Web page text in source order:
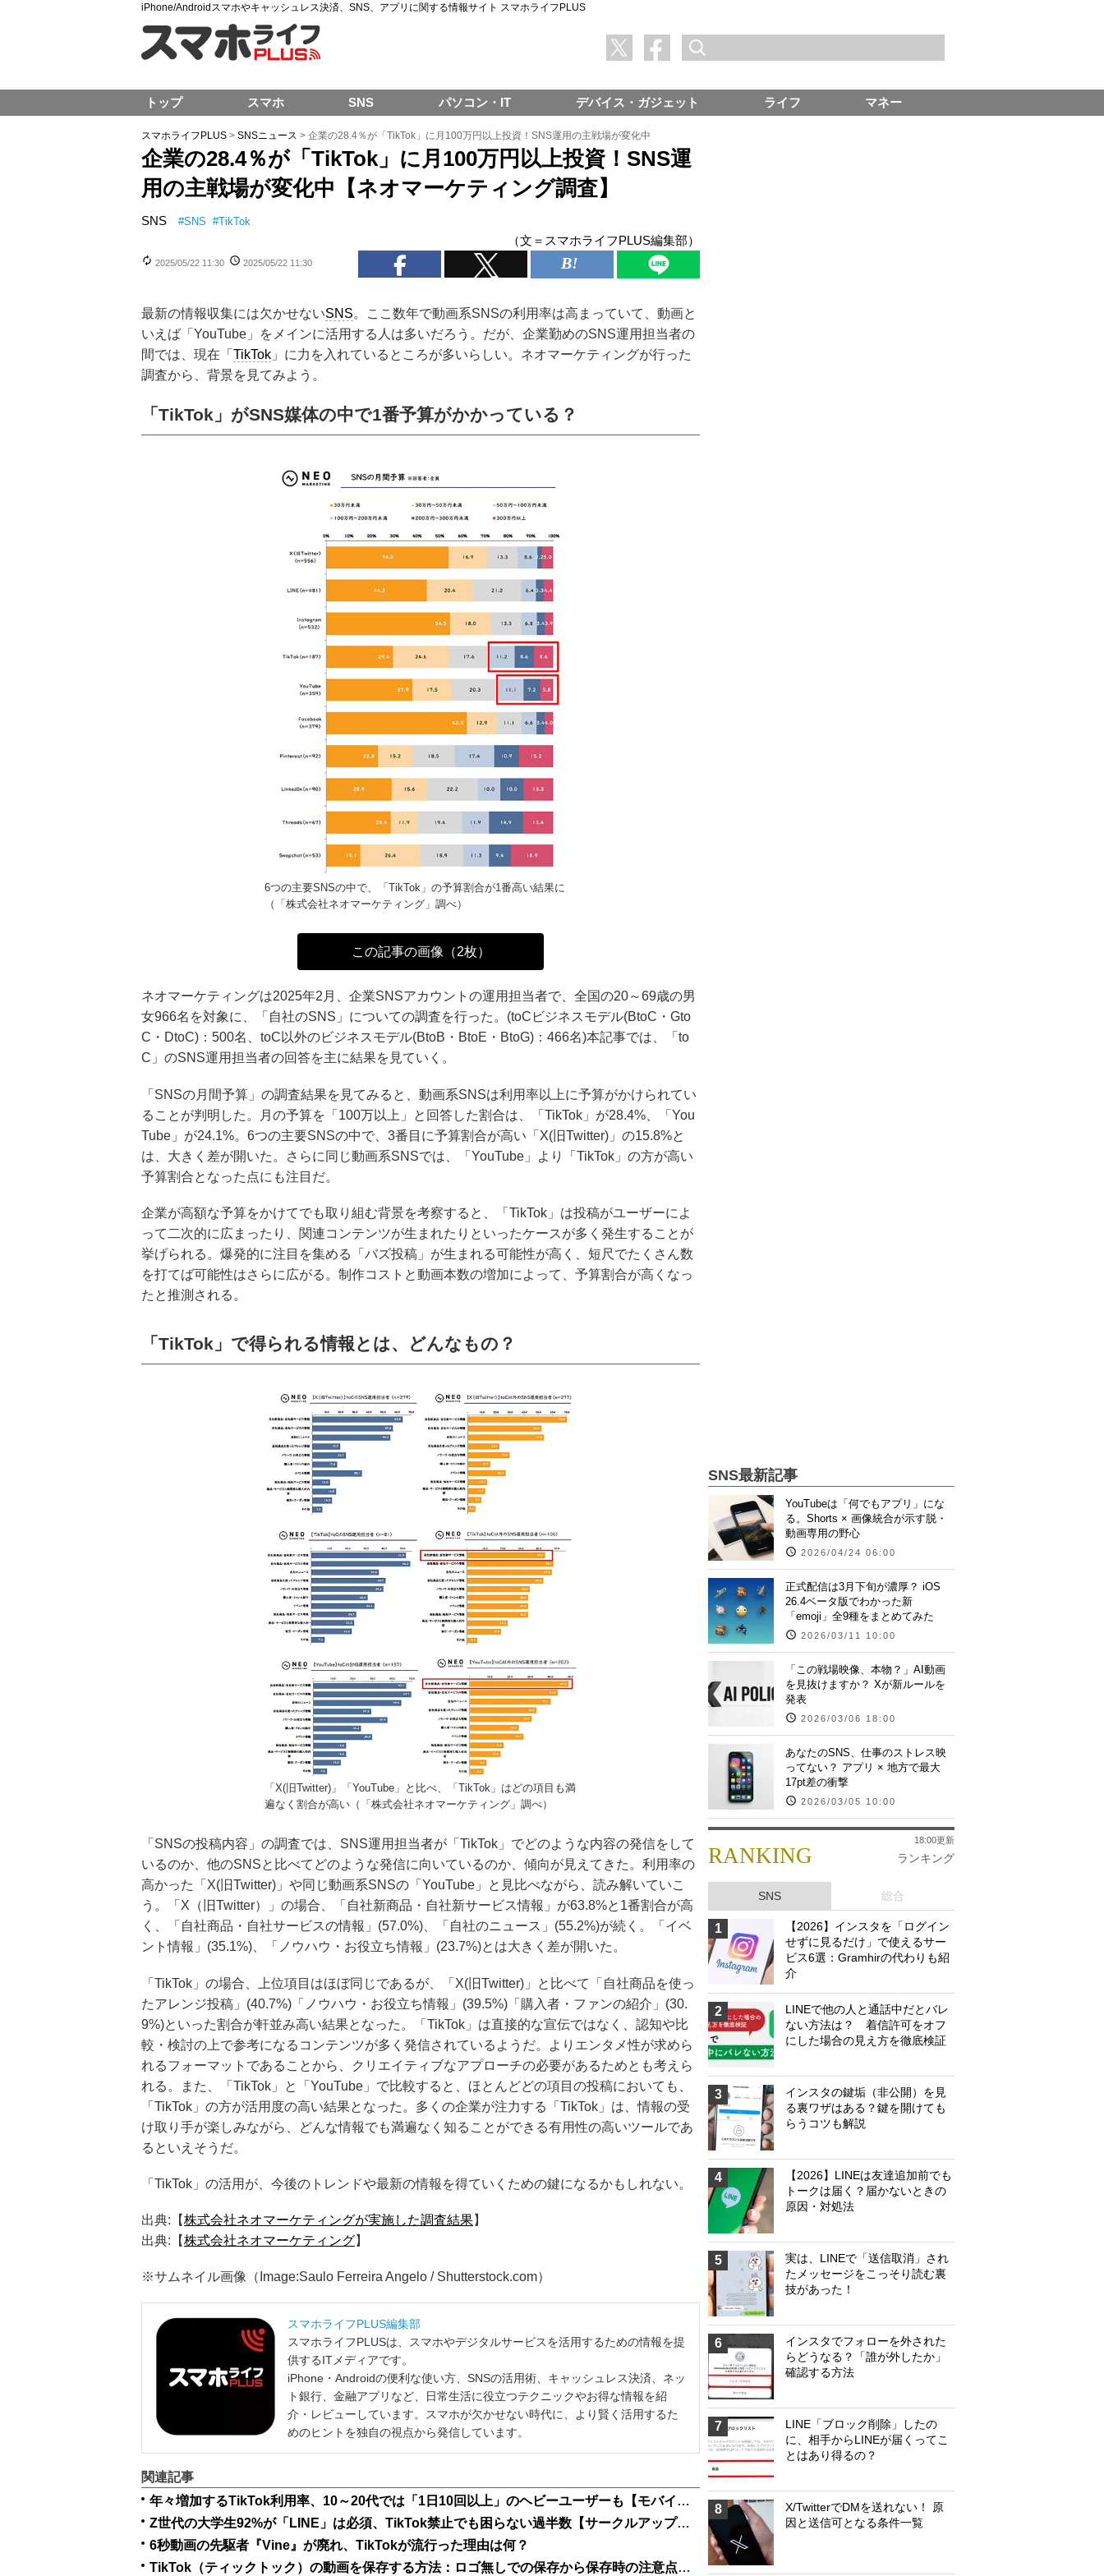
iPhone/Androidスマホやキャッシュレス決済、SNS、アプリに関する情報サイト スマホライフPLUS
スマホライフPLUS > SNSニュース > 企業の28.4％が「TikTok」に月100万円以上投資！SNS運用の主戦場が変化中
企業の28.4％が「TikTok」に月100万円以上投資！SNS運
用の主戦場が変化中【ネオマーケティング調査】
SNS #SNS #TikTok
（文＝スマホライフPLUS編集部）
2025/05/22 11:30 2025/05/22 11:30
最新の情報収集には欠かせないSNS。ここ数年で動画系SNSの利用率は高まっていて、動画と
いえば「YouTube」をメインに活用する人は多いだろう。だが、企業勤めのSNS運用担当者の
間では、現在「 TikTok 」に力を入れているところが多いらしい。ネオマーケティングが行った
調査から、背景を見てみよう。
「TikTok」がSNS媒体の中で1番予算がかかっている？
6つの主要SNSの中で、「TikTok」の予算割合が1番高い結果に
（「株式会社ネオマーケティング」調べ）
この記事の画像（2枚）
ネオマーケティングは2025年2月、企業SNSアカウントの運用担当者で、全国の20～69歳の男
女966名を対象に、「自社のSNS」についての調査を行った。(toCビジネスモデル(BtoC・Gto
C・DtoC)：500名、toC以外のビジネスモデル(BtoB・BtoE・BtoG)：466名)本記事では、「to
C」のSNS運用担当者の回答を主に結果を見ていく。
「SNSの月間予算」の調査結果を見てみると、動画系SNSは利用率以上に予算がかけられてい
ることが判明した。月の予算を「100万以上」と回答した割合は、「TikTok」が28.4%、「You
Tube」が24.1%。6つの主要SNSの中で、3番目に予算割合が高い「X(旧Twitter)」の15.8%と
は、大きく差が開いた。さらに同じ動画系SNSでは、「YouTube」より「TikTok」の方が高い
予算割合となった点にも注目だ。
企業が高額な予算をかけてでも取り組む背景を考察すると、「TikTok」は投稿がユーザーによ
って二次的に広まったり、関連コンテンツが生まれたりといったケースが多く発生することが
挙げられる。爆発的に注目を集める「バズ投稿」が生まれる可能性が高く、短尺でたくさん数
を打てば可能性はさらに広がる。制作コストと動画本数の増加によって、予算割合が高くなっ
たと推測される。
「TikTok」で得られる情報とは、どんなもの？
「X(旧Twitter)」「YouTube」と比べ、「TikTok」はどの項目も満
遍なく割合が高い（「株式会社ネオマーケティング」調べ）
「SNSの投稿内容」の調査では、SNS運用担当者が「TikTok」でどのような内容の発信をして
いるのか、他のSNSと比べてどのような発信に向いているのか、傾向が見えてきた。利用率の
高かった「X(旧Twitter)」や同じ動画系SNSの「YouTube」と見比べながら、読み解いていこ
う。「X（旧Twitter）」の場合、「自社新商品・自社新サービス情報」が63.8%と1番割合が高
く、「自社商品・自社サービスの情報」(57.0%)、「自社のニュース」(55.2%)が続く。「イベ
ント情報」(35.1%)、「ノウハウ・お役立ち情報」(23.7%)とは大きく差が開いた。
「TikTok」の場合、上位項目はほぼ同じであるが、「X(旧Twitter)」と比べて「自社商品を使っ
たアレンジ投稿」(40.7%)「ノウハウ・お役立ち情報」(39.5%)「購入者・ファンの紹介」(30.
9%)といった割合が軒並み高い結果となった。「TikTok」は直接的な宣伝ではなく、認知や比
較・検討の上で参考になるコンテンツが多く発信されているようだ。よりエンタメ性が求めら
れるフォーマットであることから、クリエイティブなアプローチの必要があるためとも考えら
れる。また、「TikTok」と「YouTube」で比較すると、ほとんどどの項目の投稿においても、
「TikTok」の方が活用度の高い結果となった。多くの企業が注力する「TikTok」は、情報の受
け取り手が楽しみながら、どんな情報でも満遍なく知ることができる有用性の高いツールであ
るといえそうだ。
「TikTok」の活用が、今後のトレンドや最新の情報を得ていくための鍵になるかもしれない。
出典:【株式会社ネオマーケティングが実施した調査結果】
出典:【株式会社ネオマーケティング】
※サムネイル画像（Image:Saulo Ferreira Angelo / Shutterstock.com）
スマホライフPLUS編集部
スマホライフPLUSは、スマホやデジタルサービスを活用するための情報を提
供するITメディアです。
iPhone・Androidの便利な使い方、SNSの活用術、キャッシュレス決済、ネッ
ト銀行、金融アプリなど、日常生活に役立つテクニックやお得な情報を紹
介・レビューしています。スマホが欠かせない時代に、より賢く活用するた
めのヒントを独自の視点から発信しています。
関連記事
年々増加するTikTok利用率、10～20代では「1日10回以上」のヘビーユーザーも【モバイル社会研究所調べ】
Z世代の大学生92%が「LINE」は必須、TikTok禁止でも困らない過半数【サークルアップ調べ】
6秒動画の先駆者『Vine』が廃れ、TikTokが流行った理由は何？
TikTok（ティックトック）の動画を保存する方法：ロゴ無しでの保存から保存時の注意点まで
SNS最新記事
YouTubeは「何でもアプリ」にな
る。Shorts × 画像統合が示す脱・
動画専用の野心
2026/04/24 06:00
正式配信は3月下旬が濃厚？ iOS
26.4ベータ版でわかった新
「emoji」全9種をまとめてみた
2026/03/11 10:00
「この戦場映像、本物？」AI動画
を見抜けますか？ Xが新ルールを
発表
2026/03/06 18:00
あなたのSNS、仕事のストレス映
ってない？ アプリ × 地方で最大
17pt差の衝撃
2026/03/05 10:00
RANKING ランキング
18:00更新
SNS 総合
1
【2026】インスタを「ログイン
せずに見るだけ」で使えるサー
ビス6選：Gramhirの代わりも紹
介
2
LINEで他の人と通話中だとバレ
ない方法は？ 着信許可をオフ
にした場合の見え方を徹底検証
3
インスタの鍵垢（非公開）を見
る裏ワザはある？鍵を開けても
らうコツも解説
4
【2026】LINEは友達追加前でも
トークは届く？届かないときの
原因・対処法
5
実は、LINEで「送信取消」され
たメッセージをこっそり読む裏
技があった！
6
インスタでフォローを外された
らどうなる？「誰が外したか」
確認する方法
7
LINE「ブロック削除」したの
に、相手からLINEが届くってこ
とはあり得るの？
8
X/TwitterでDMを送れない！ 原
因と送信可となる条件一覧
トップ スマホ SNS パソコン・IT デバイス・ガジェット ライフ マネー